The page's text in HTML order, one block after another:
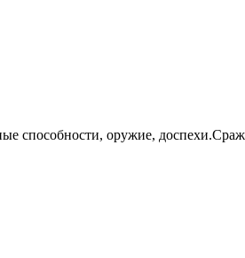
способности, оружие,